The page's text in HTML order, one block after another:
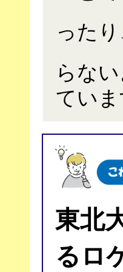
ったり
らない
ていま
東北
るロ